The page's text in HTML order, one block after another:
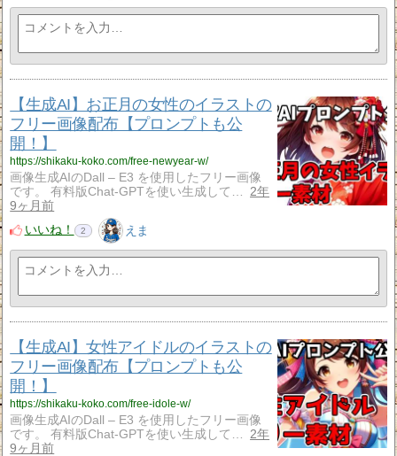
【生成AI】お正月の女性のイラストの
フリー画像配布【プロンプトも公
開！】
https://shikaku-koko.com/free-newyear-w/
画像生成AIのDall – E3 を使用したフリー画像
です。 有料版Chat-GPTを使い生成して…
2年
9ヶ月前
いいね！
2 えま
【生成AI】女性アイドルのイラストの
フリー画像配布【プロンプトも公
開！】
https://shikaku-koko.com/free-idole-w/
画像生成AIのDall – E3 を使用したフリー画像
です。 有料版Chat-GPTを使い生成して…
2年
9ヶ月前